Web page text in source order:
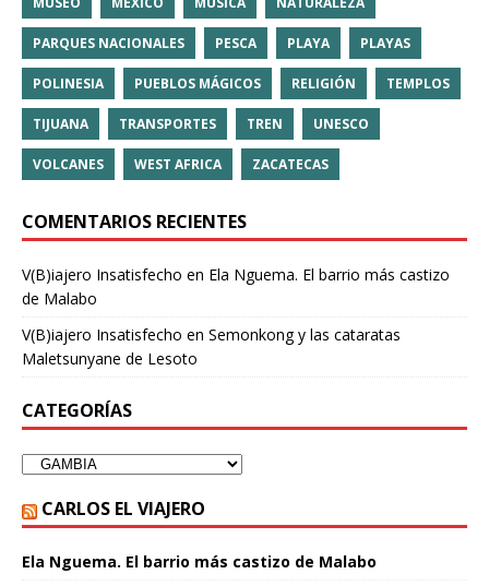
PARQUES NACIONALES PESCA PLAYA PLAYAS
POLINESIA PUEBLOS MÁGICOS RELIGIÓN TEMPLOS
TIJUANA TRANSPORTES TREN UNESCO
VOLCANES WEST AFRICA ZACATECAS
COMENTARIOS RECIENTES
V(B)iajero Insatisfecho en Ela Nguema. El barrio más castizo
de Malabo
V(B)iajero Insatisfecho en Semonkong y las cataratas
Maletsunyane de Lesoto
CATEGORÍAS
CARLOS EL VIAJERO
Ela Nguema. El barrio más castizo de Malabo